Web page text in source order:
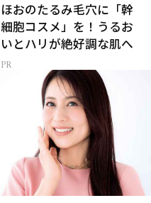
ほおのたるみ毛穴に「幹
細胞コスメ」を！うるお
いとハリが絶好調な肌へ